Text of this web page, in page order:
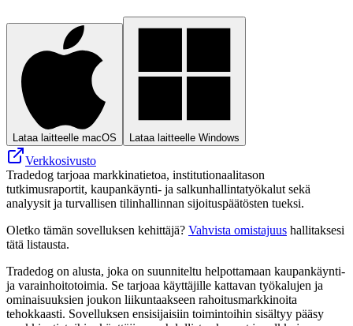
Lataa laitteelle macOS Lataa laitteelle Windows
Verkkosivusto
Tradedog tarjoaa markkinatietoa, institutionaalitason
tutkimusraportit, kaupankäynti- ja salkunhallintatyökalut sekä
analyysit ja turvallisen tilinhallinnan sijoituspäätösten tueksi.
Oletko tämän sovelluksen kehittäjä? Vahvista omistajuus hallitaksesi
tätä listausta.
Tradedog on alusta, joka on suunniteltu helpottamaan kaupankäynti-
ja varainhoitotoimia. Se tarjoaa käyttäjille kattavan työkalujen ja
ominaisuuksien joukon liikuntaakseen rahoitusmarkkinoita
tehokkaasti. Sovelluksen ensisijaisiin toimintoihin sisältyy pääsy